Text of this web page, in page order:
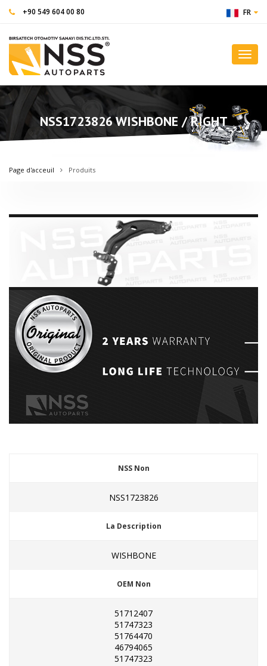
+90 549 604 00 80 FR
NSS1723826 WISHBONE / RIGHT
Page d'acceuil Produits
NSS Non
NSS1723826
La Description
WISHBONE
OEM Non
51712407
51747323
51764470
46794065
51747323